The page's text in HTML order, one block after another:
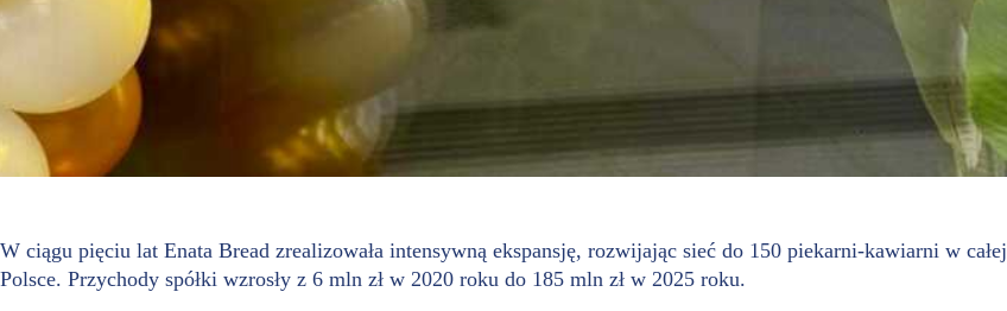
W ciągu pięciu lat Enata Bread zrealizowała intensywną ekspansję, rozwijając sieć do 150 piekarni-kawiarni w całej
Polsce. Przychody spółki wzrosły z 6 mln zł w 2020 roku do 185 mln zł w 2025 roku.